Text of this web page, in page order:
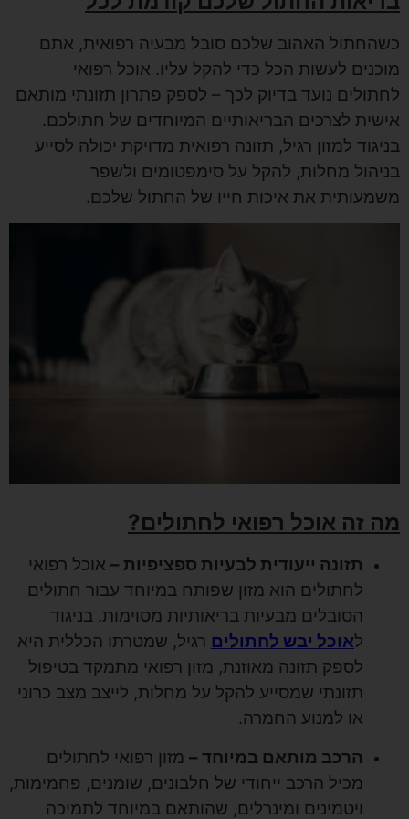
כשהחתול האהוב שלכם סובל מבעיה רפואית, אתם
מוכנים לעשות הכל כדי להקל עליו. אוכל רפואי
לחתולים נועד בדיוק לכך – לספק פתרון תזונתי מותאם
אישית לצרכים הבריאותיים המיוחדים של חתולכם.
בניגוד למזון רגיל, תזונה רפואית מדויקת יכולה לסייע
בניהול מחלות, להקל על סימפטומים ולשפר
משמעותית את איכות חייו של החתול שלכם.
מה זה אוכל רפואי לחתולים?
תזונה ייעודית לבעיות ספציפיות – אוכל רפואי
לחתולים הוא מזון שפותח במיוחד עבור חתולים
הסובלים מבעיות בריאותיות מסוימות. בניגוד
לאוכל יבש לחתולים רגיל, שמטרתו הכללית היא
לספק תזונה מאוזנת, מזון רפואי מתמקד בטיפול
תזונתי שמסייע להקל על מחלות, לייצב מצב כרוני
או למנוע החמרה.
הרכב מותאם במיוחד – מזון רפואי לחתולים
מכיל הרכב ייחודי של חלבונים, שומנים, פחמימות,
ויטמינים ומינרלים, שהותאם במיוחד לתמיכה